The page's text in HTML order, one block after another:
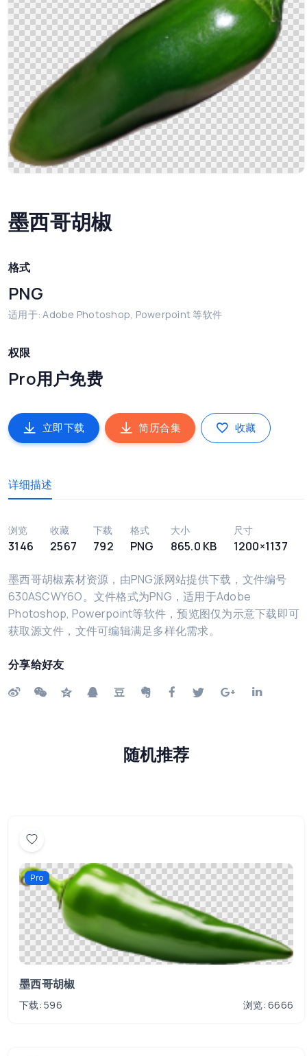
墨西哥胡椒
格式
PNG
适用于: Adobe Photoshop, Powerpoint 等软件
权限
Pro用户免费
立即下载 简历合集 收藏
详细描述
浏览
3146
收藏
2567
下载
792
格式
PNG
大小
865.0 KB
尺寸
1200×1137
墨西哥胡椒素材资源，由PNG派网站提供下载，文件编号
630ASCWY6O。文件格式为PNG，适用于Adobe
Photoshop, Powerpoint等软件，预览图仅为示意下载即可
获取源文件，文件可编辑满足多样化需求。
分享给好友
随机推荐
Pro
墨西哥胡椒
下载: 596 浏览: 6666